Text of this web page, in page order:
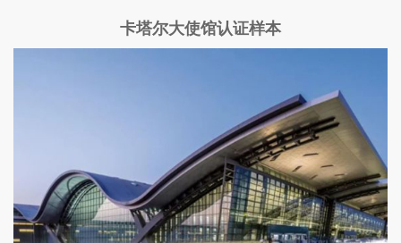
卡塔尔大使馆认证样本